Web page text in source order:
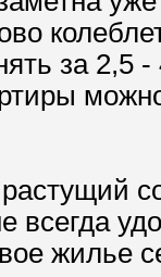
за 2,5
всегда
жилье